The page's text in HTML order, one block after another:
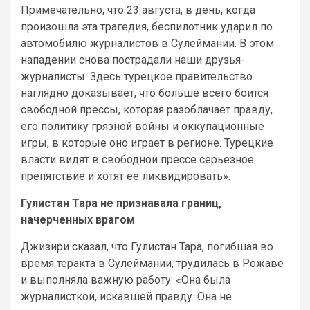
Примечательно, что 23 августа, в день, когда
произошла эта трагедия, беспилотник ударил по
автомобилю журналистов в Сулеймании. В этом
нападении снова пострадали наши друзья-
журналисты. Здесь турецкое правительство
наглядно доказывает, что больше всего боится
свободной прессы, которая разоблачает правду,
его политику грязной войны и оккупационные
игры, в которые оно играет в регионе. Турецкие
власти видят в свободной прессе серьезное
препятствие и хотят ее ликвидировать».
Гулистан Тара не признавала границ,
начерченных врагом
Джизири сказал, что Гулистан Тара, погибшая во
время теракта в Сулеймании, трудилась в Рожаве
и выполняла важную работу: «Она была
журналисткой, искавшей правду. Она не